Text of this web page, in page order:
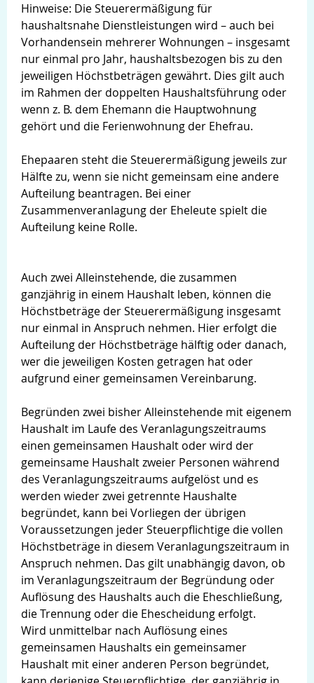
Hinweise: Die Steuerermäßigung für
haushaltsnahe Dienstleistungen wird – auch bei
Vorhandensein mehrerer Wohnungen – insgesamt
nur einmal pro Jahr, haushaltsbezogen bis zu den
jeweiligen Höchstbeträgen gewährt. Dies gilt auch
im Rahmen der doppelten Haushaltsführung oder
wenn z. B. dem Ehemann die Hauptwohnung
gehört und die Ferienwohnung der Ehefrau.
Ehepaaren steht die Steuerermäßigung jeweils zur
Hälfte zu, wenn sie nicht gemeinsam eine andere
Aufteilung beantragen. Bei einer
Zusammenveranlagung der Eheleute spielt die
Aufteilung keine Rolle.
Auch zwei Alleinstehende, die zusammen
ganzjährig in einem Haushalt leben, können die
Höchstbeträge der Steuerermäßigung insgesamt
nur einmal in Anspruch nehmen. Hier erfolgt die
Aufteilung der Höchstbeträge hälftig oder danach,
wer die jeweiligen Kosten getragen hat oder
aufgrund einer gemeinsamen Vereinbarung.
Begründen zwei bisher Alleinstehende mit eigenem
Haushalt im Laufe des Veranlagungszeitraums
einen gemeinsamen Haushalt oder wird der
gemeinsame Haushalt zweier Personen während
des Veranlagungszeitraums aufgelöst und es
werden wieder zwei getrennte Haushalte
begründet, kann bei Vorliegen der übrigen
Voraussetzungen jeder Steuerpflichtige die vollen
Höchstbeträge in diesem Veranlagungszeitraum in
Anspruch nehmen. Das gilt unabhängig davon, ob
im Veranlagungszeitraum der Begründung oder
Auflösung des Haushalts auch die Eheschließung,
die Trennung oder die Ehescheidung erfolgt.
Wird unmittelbar nach Auflösung eines
gemeinsamen Haushalts ein gemeinsamer
Haushalt mit einer anderen Person begründet,